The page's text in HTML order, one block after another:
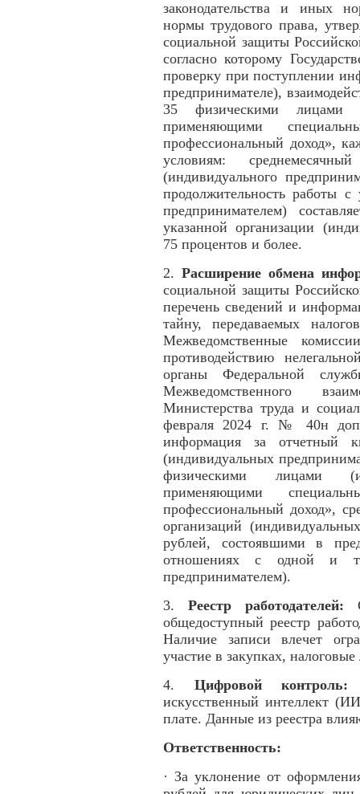
законодательства и иных
нормы трудового права,
социальной защиты
согласно которому
проверку при поступлении
предпринимателе),
35 физическими лицами
применяющими
профессиональный доход»,
условиям:
(индивидуального
продолжительность работы
предпринимателем)
указанной организации
75 процентов и более.
2. Расширение обмена
социальной защиты
перечень сведений и
тайну, передаваемых
Межведомственные
противодействию
органы Федеральной
Межведомственного
Министерства труда и
февраля 2024 г. № 40н
информация за отчетный
(индивидуальных
физическими лицами
применяющими
профессиональный доход»,
организаций
рублей, состоявшими в
отношениях с одной и
предпринимателем).
3. Реестр работодателей:
общедоступный реестр
Наличие записи влечет
участие в закупках,
4. Цифровой контроль:
искусственный интеллект
плате. Данные из реестра
Ответственность:
· За уклонение от